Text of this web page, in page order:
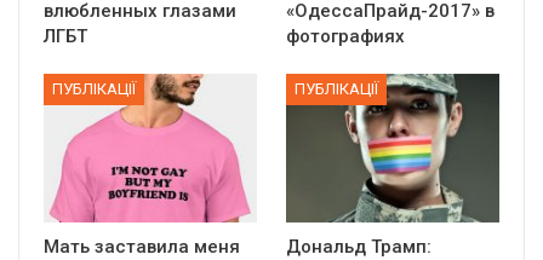
влюбленных глазами
ЛГБТ
«ОдессаПрайд-2017» в
фотографиях
ПУБЛІКАЦІЇ
Мать заставила меня
ПУБЛІКАЦІЇ
Дональд Трамп: